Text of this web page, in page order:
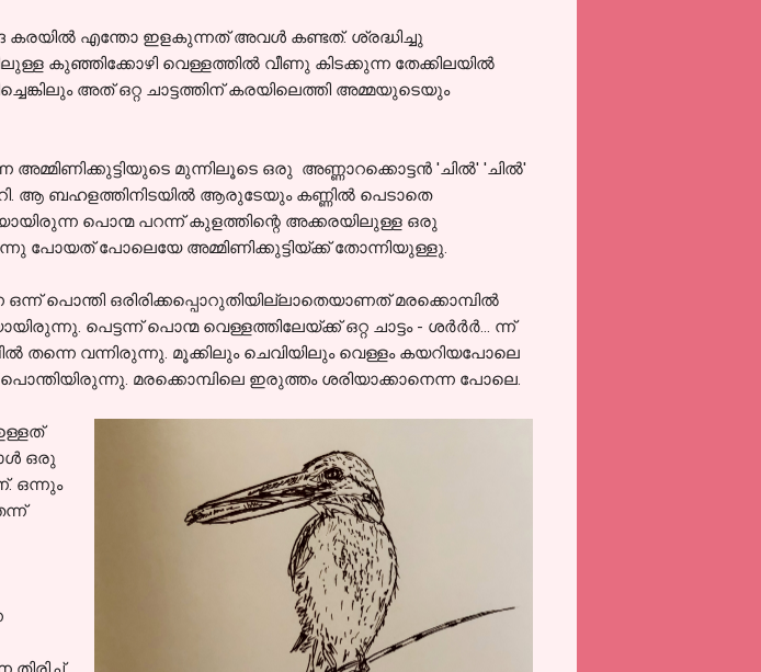
കരയിൽ എന്തോ ഇളകുന്നത് അവൾ കണ്ടത്. ശ്രദ്ധിച്ചു
കുഞ്ഞിക്കോഴി വെള്ളത്തിൽ വീണു കിടക്കുന്ന തേക്കിലയിൽ
അത് ഒറ്റ ചാട്ടത്തിന് കരയിലെത്തി അമ്മയുടെയും
അമ്മിണിക്കുട്ടിയുടെ മുന്നിലൂടെ ഒരു അണ്ണാറക്കൊട്ടൻ 'ചിൽ' 'ചിൽ'
ആ ബഹളത്തിനിടയിൽ ആരുടേയും കണ്ണിൽ പെടാതെ
പൊന്മ പറന്ന് കുളത്തിന്റെ അക്കരയിലുള്ള ഒരു
പോയത് പോലെയേ അമ്മിണിക്കുട്ടിയ്ക്ക് തോന്നിയുള്ളു.
പൊന്തി ഒരിരിക്കപ്പൊറുതിയില്ലാതെയാണത് മരക്കൊമ്പിൽ
പെട്ടന്ന് പൊന്മ വെള്ളത്തിലേയ്ക്ക് ഒറ്റ ചാട്ടം - ശർർർ... ന്ന്
തന്നെ വന്നിരുന്നു. മൂക്കിലും ചെവിയിലും വെള്ളം കയറിയപോലെ
മരക്കൊമ്പിലെ ഇരുത്തം ശരിയാക്കാനെന്ന പോലെ.
ഒരു
ഒന്നും